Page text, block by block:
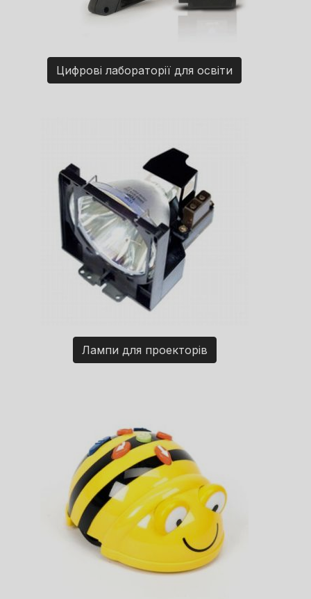
Цифрові лабораторії для освіти
Лампи для проекторів